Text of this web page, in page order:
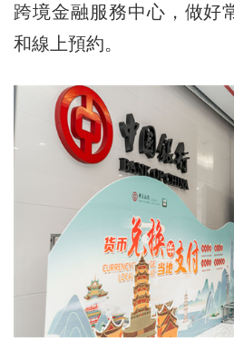
跨境金融服務中心，做好
和線上預約。